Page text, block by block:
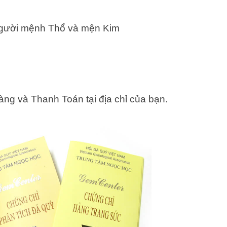
mệnh Thổ và mện Kim
và Thanh Toán tại địa chỉ của bạn.